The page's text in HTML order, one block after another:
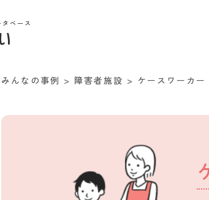
ベース
みんなの事例 > 障害者施設 > ケースワーカー